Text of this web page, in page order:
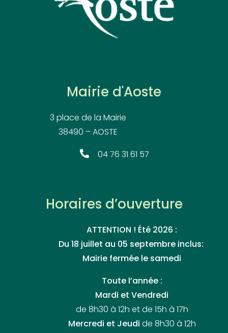
Mairie d'Aoste
3 place de la Mairie
38490 – AOSTE
04 76 31 61 57
Horaires d’ouverture
ATTENTION ! Été 2026 :
Du 18 juillet au 05 septembre inclus:
Mairie fermée le samedi
Toute l’année :
Mardi et Vendredi
de 8h30 à 12h et de 15h à 17h
Mercredi et Jeudi de 8h30 à 12h